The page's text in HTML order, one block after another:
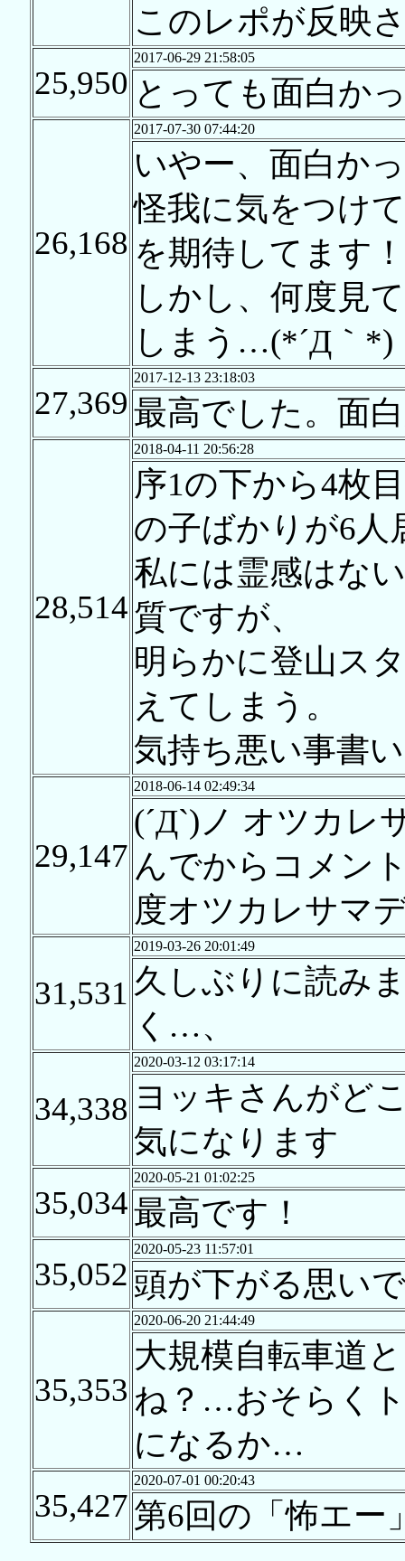
このレポが反映
25,950
2017-06-29 21:58:05
とっても面白か
26,168
2017-07-30 07:44:20
いやー、面白か
怪我に気をつけ
を期待してます！
しかし、何度見
しまう…(*´Д｀*)
27,369
2017-12-13 23:18:03
最高でした。面
28,514
2018-04-11 20:56:28
序1の下から4枚
の子ばかりが6人
私には霊感はな
質ですが、
明らかに登山ス
えてしまう。
気持ち悪い事書
29,147
2018-06-14 02:49:34
(´Д`)ノ オツカレ
んでからコメン
度オツカレサマ
31,531
2019-03-26 20:01:49
久しぶりに読み
く…、 最
34,338
2020-03-12 03:17:14
ヨッキさんがど
気になります
35,034
2020-05-21 01:02:25
最高です！
35,052
2020-05-23 11:57:01
頭が下がる思い
35,353
2020-06-20 21:44:49
大規模自転車道
ね？…おそらく
になるか…
35,427
2020-07-01 00:20:43
第6回の「怖エー